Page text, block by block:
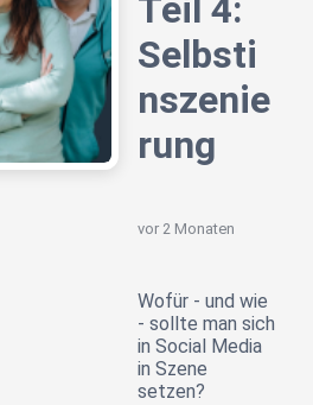
Teil 4:
Selbsti
nszenie
rung
vor 2 Monaten
Wofür - und wie
- sollte man sich
in Social Media
in Szene
setzen?